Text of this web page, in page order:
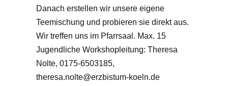
Danach erstellen wir unsere eigene
Teemischung und probieren sie direkt aus.
Wir treffen uns im Pfarrsaal. Max. 15
Jugendliche Workshopleitung: Theresa
Nolte, 0175-6503185,
theresa.nolte@erzbistum-koeln.de